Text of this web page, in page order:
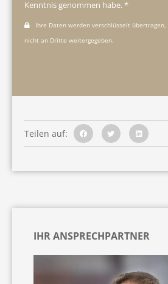
Kenntnis genommen habe. *
Ihre Daten werden verschlüsselt
nicht an Dritte weitergegeben.
Teilen auf:
IHR ANSPRECHPARTNER